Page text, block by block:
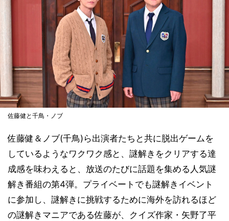
佐藤健と千鳥・ノブ
佐藤健＆ノブ(千鳥)ら出演者たちと共に脱出ゲームを
しているようなワクワク感と、謎解きをクリアする達
成感を味わえると、放送のたびに話題を集める人気謎
解き番組の第4弾。プライベートでも謎解きイベント
に参加し、謎解きに挑戦するために海外を訪れるほど
の謎解きマニアである佐藤が、クイズ作家・矢野了平